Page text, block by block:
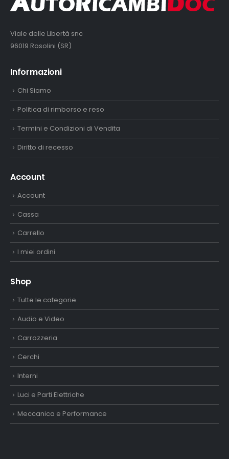
Viale delle Libertà snc
96019 Rosolini (SR)
Informazioni
Chi Siamo
Politica di rimborso e reso
Termini e Condizioni di Vendita
Diritto di recesso
Account
Account
Cassa
Carrello
I miei ordini
Shop
Tutte le categorie
Audio e Video
Carrozzeria
Cerchi
Interni
Luci e Parti Elettriche
Meccanica e Performance